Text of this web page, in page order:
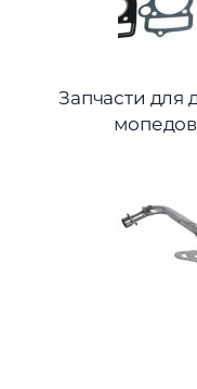
Запчасти для